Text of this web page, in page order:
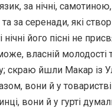
за нічні,
за серенади, які
його пісні не
власній молодості
скраю йшли Макар із
вони й у
вони й у гурті